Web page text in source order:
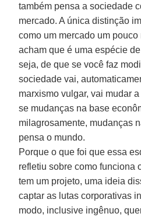
também pensa a sociedade
mercado. A única distinção
como um mercado um
acham que é uma espécie de
seja, de que se você faz
sociedade vai,
marxismo vulgar, vai mudar
se mudanças na base
milagrosamente, mudanças
pensa o mundo.
Porque o que foi que essa
refletiu sobre como funciona
tem um projeto, uma ideia
captar as lutas corporativas
modo, inclusive ingênuo,